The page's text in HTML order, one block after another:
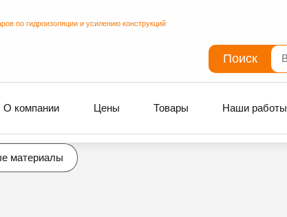
по гидроизоляции и усилению конструкций
Поиск
О компании Цены Товары Наши работы
материалы